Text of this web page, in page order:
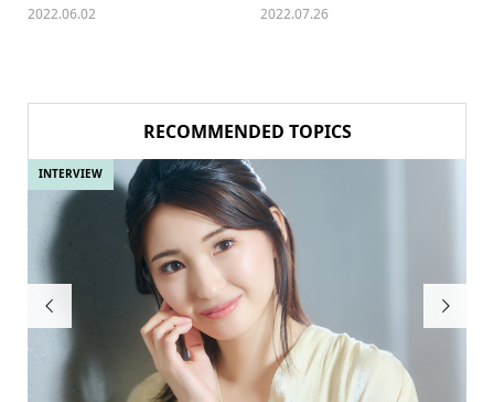
2022.06.02 2022.07.26
RECOMMENDED TOPICS

INTERVIEW
